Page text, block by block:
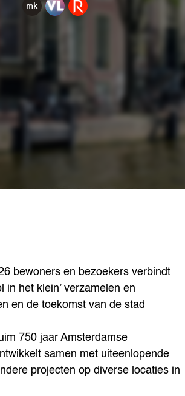
bewoners en bezoekers verbindt
het klein’ verzamelen en
en de toekomst van de stad
750 jaar Amsterdamse
samen met uiteenlopende
projecten op diverse locaties in